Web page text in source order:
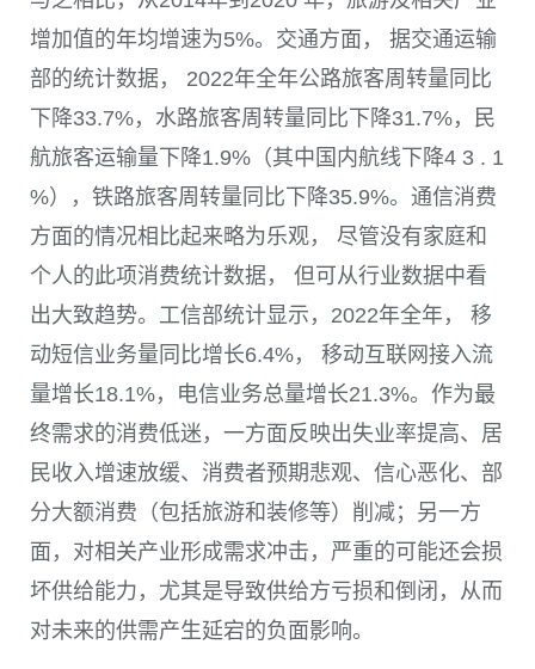
增加值的年均增速为5%。交通方面， 据交通运输
部的统计数据， 2022年全年公路旅客周转量同比
下降33.7%，水路旅客周转量同比下降31.7%，民
航旅客运输量下降1.9% （其中国内航线下降4 3 . 1
%），铁路旅客周转量同比下降35.9%。通信消费
方面的情况相比起来略为乐观， 尽管没有家庭和
个人的此项消费统计数据， 但可从行业数据中看
出大致趋势。工信部统计显示， 2022年全年， 移
动短信业务量同比增长6.4%， 移动互联网接入流
量增长18.1%，电信业务总量增长21.3%。作为最
终需求的消费低迷，一方面反映出失业率提高、居
民收入增速放缓、消费者预期悲观、信心恶化、部
分大额消费（包括旅游和装修等）削减；另一方
面，对相关产业形成需求冲击，严重的可能还会损
坏供给能力，尤其是导致供给方亏损和倒闭，从而
对未来的供需产生延宕的负面影响。